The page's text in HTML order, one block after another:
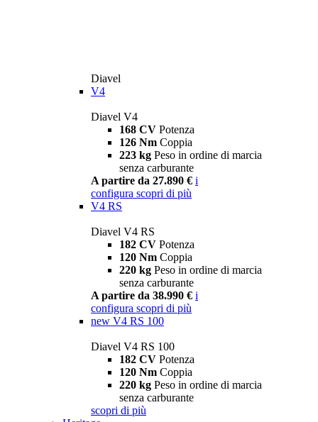
Diavel
V4
Diavel V4
168 CV Potenza
126 Nm Coppia
223 kg Peso in ordine di marcia
senza carburante
A partire da 27.890 € i
configura scopri di più
V4 RS
Diavel V4 RS
182 CV Potenza
120 Nm Coppia
220 kg Peso in ordine di marcia
senza carburante
A partire da 38.990 € i
configura scopri di più
new V4 RS 100
Diavel V4 RS 100
182 CV Potenza
120 Nm Coppia
220 kg Peso in ordine di marcia
senza carburante
scopri di più